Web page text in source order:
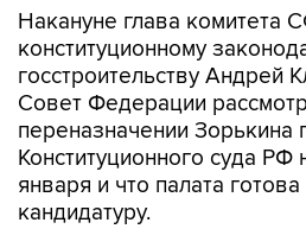
Накануне глава комитета
конституционному
госстроительству Андрей
Совет Федерации
переназначении Зорькина
Конституционного суда РФ
января и что палата
кандидатуру.